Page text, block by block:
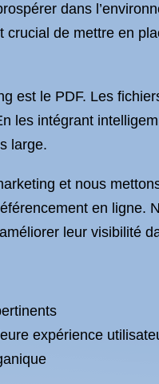
dans
de mettre en
est le PDF. Les
les intégrant
large.
et nous
en ligne.
leur visibilité
expérience